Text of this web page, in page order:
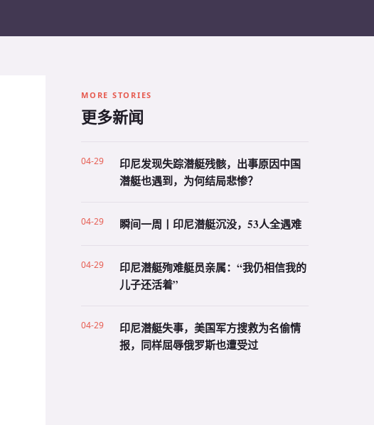
MORE STORIES
更多新闻
04-29
印尼发现失踪潜艇残骸，出事原因中国
潜艇也遇到，为何结局悲惨？
04-29 瞬间一周丨印尼潜艇沉没，53人全遇难
04-29
印尼潜艇殉难艇员亲属：“我仍相信我的
儿子还活着”
04-29
印尼潜艇失事，美国军方搜救为名偷情
报，同样屈辱俄罗斯也遭受过